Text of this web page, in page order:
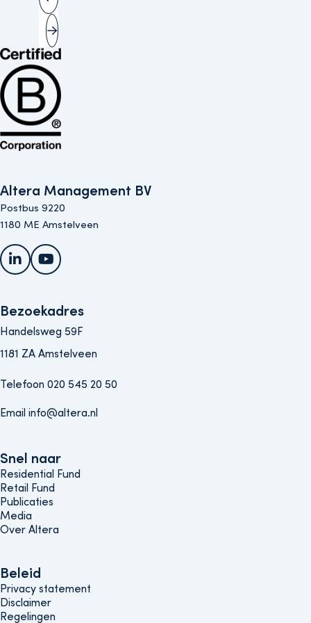
Vorige slide
Volgende slide
Bekijk de B Corp-certificering van Altera (opent in nieuw venster)
Altera Management BV
Postbus 9220
1180 ME Amstelveen
LinkedInYouTube
Bezoekadres
Handelsweg 59F
1181 ZA Amstelveen
Telefoon 020 545 20 50
Email info@altera.nl
Snel naar
Snel naar
Residential Fund
Retail Fund
Publicaties
Media
Over Altera
Beleids menu
Beleid
Privacy statement
Disclaimer
Regelingen